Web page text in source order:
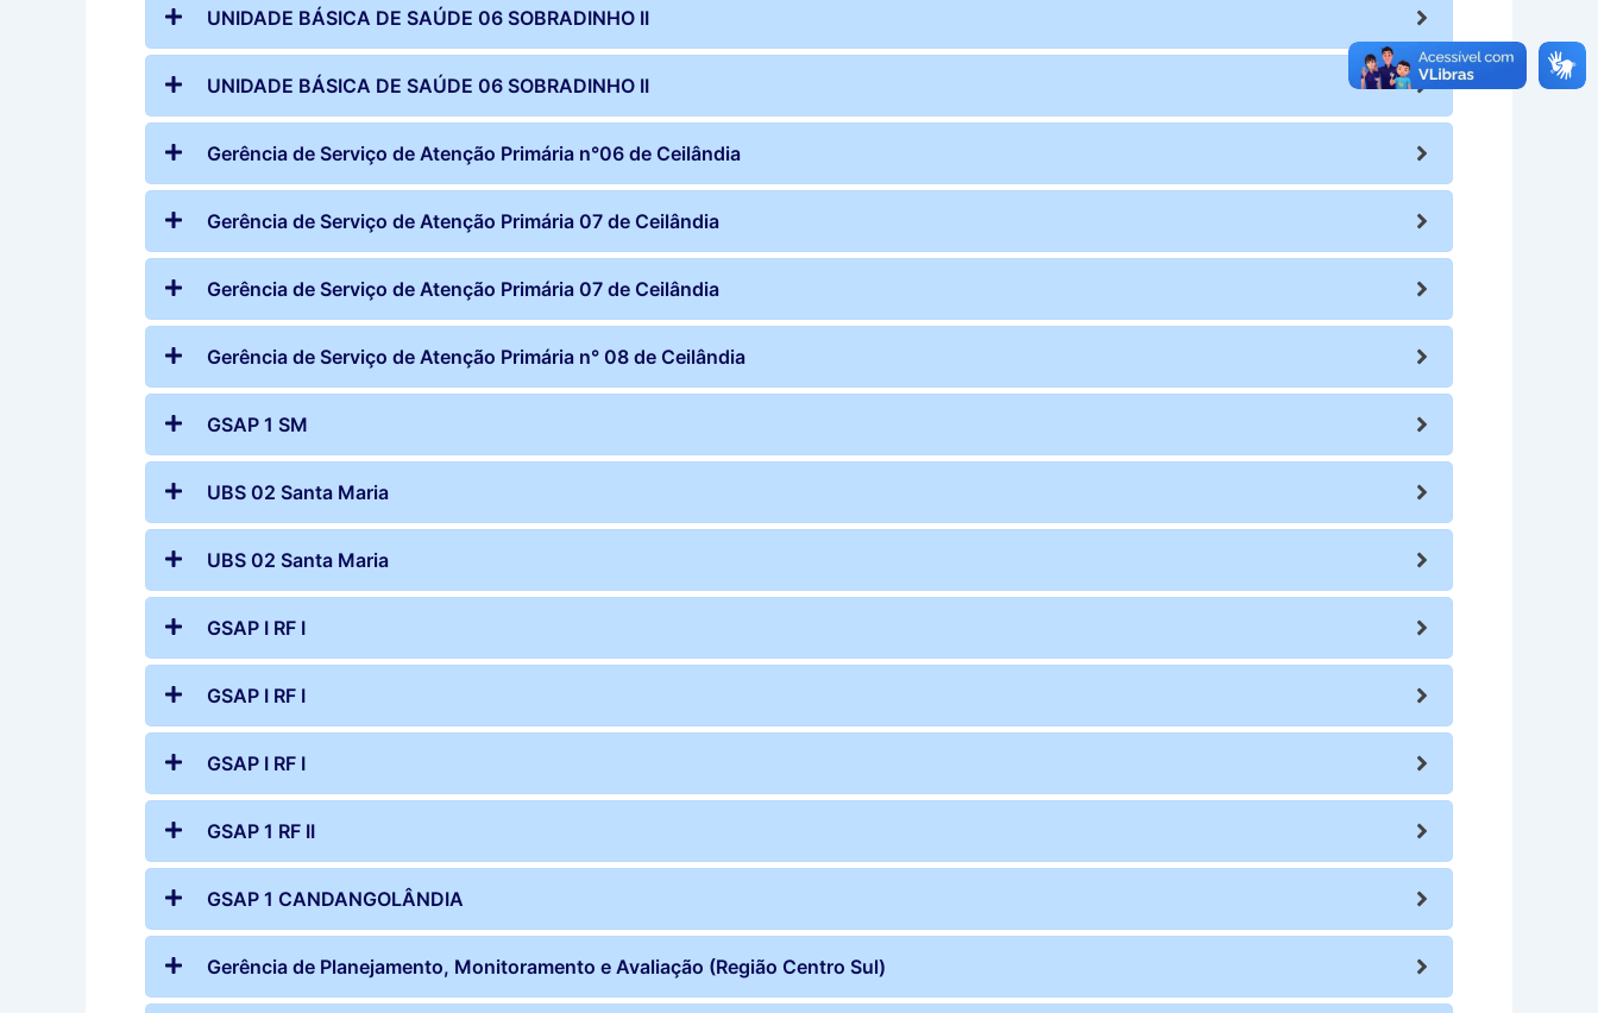
UNIDADE BÁSICA DE SAÚDE 06 SOBRADINHO II
UNIDADE BÁSICA DE SAÚDE 06 SOBRADINHO II
Gerência de Serviço de Atenção Primária n°06 de Ceilândia
Gerência de Serviço de Atenção Primária 07 de Ceilândia
Gerência de Serviço de Atenção Primária 07 de Ceilândia
Gerência de Serviço de Atenção Primária n° 08 de Ceilândia
GSAP 1 SM
UBS 02 Santa Maria
UBS 02 Santa Maria
GSAP I RF I
GSAP I RF I
GSAP I RF I
GSAP 1 RF II
GSAP 1 CANDANGOLÂNDIA
Gerência de Planejamento, Monitoramento e Avaliação (Região Centro Sul)